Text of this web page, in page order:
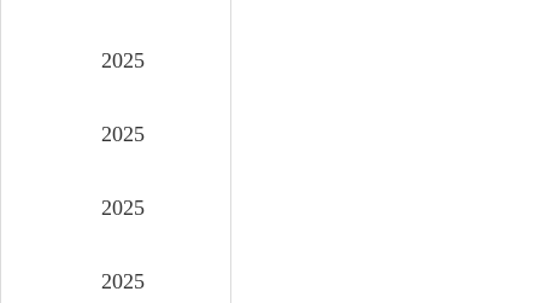
2025
2025
2025
2025